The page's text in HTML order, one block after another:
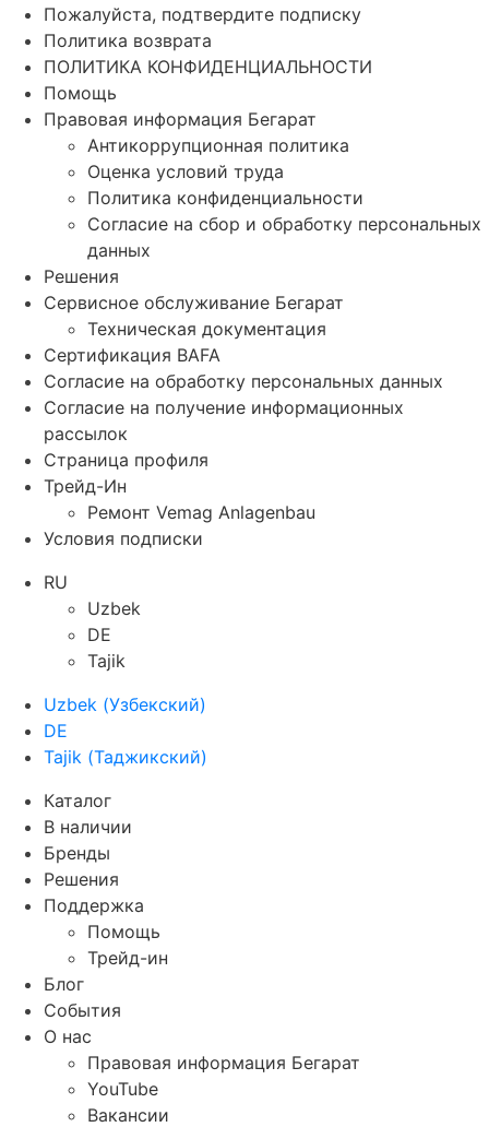
Пожалуйста, подтвердите подписку
Политика возврата
ПОЛИТИКА КОНФИДЕНЦИАЛЬНОСТИ
Помощь
Правовая информация Бегарат
Антикоррупционная политика
Оценка условий труда
Политика конфиденциальности
Согласие на сбор и обработку персональных
данных
Решения
Сервисное обслуживание Бегарат
Техническая документация
Сертификация BAFA
Согласие на обработку персональных данных
Согласие на получение информационных
рассылок
Страница профиля
Трейд-Ин
Ремонт Vemag Anlagenbau
Условия подписки
RU
Uzbek
DE
Tajik
Uzbek (Узбекский)
DE
Tajik (Таджикский)
Каталог
В наличии
Бренды
Решения
Поддержка
Помощь
Трейд-ин
Блог
События
О нас
Правовая информация Бегарат
YouTube
Вакансии